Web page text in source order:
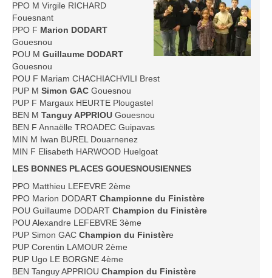
Les bilans sportifs
Les archives
Saison 2017-2018
Saison 2015-2016
Saison 2014-2015
Saison 2013-2014
Saison 2012-2013
Saison 2011-2012
Saison 2010-2011
Saison 2008-2009
Les organisations
Les palmarès
PPO M Virgile RICHARD
Fouesnant
PPO F Marion DODART
Gouesnou
POU M Guillaume DODART
Gouesnou
POU F Mariam CHACHIACHVILI Brest
PUP M Simon GAC Gouesnou
PUP F Margaux HEURTE Plougastel
BEN M Tanguy APPRIOU Gouesnou
BEN F Annaëlle TROADEC Guipavas
MIN M Iwan BUREL Douarnenez
MIN F Elisabeth HARWOOD Huelgoat
LES BONNES PLACES GOUESNOUSIENNES
PPO Matthieu LEFEVRE 2ème
PPO Marion DODART Championne du Finistère
POU Guillaume DODART Champion du Finistère
POU Alexandre LEFEBVRE 3ème
PUP Simon GAC Champion du Finistère
PUP Corentin LAMOUR 2ème
PUP Ugo LE BORGNE 4ème
BEN Tanguy APPRIOU Champion du Finistère